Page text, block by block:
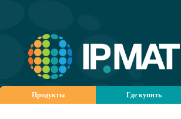
Продукты Где купить